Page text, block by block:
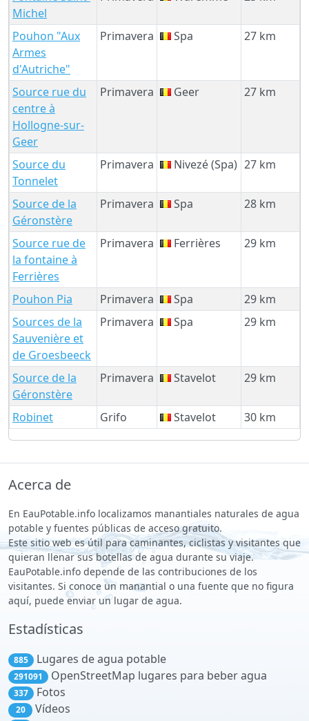
Michel
Pouhon "Aux
Armes
d'Autriche"
Primavera Spa 27 km
Source rue du
centre à
Hollogne-sur-
Geer
Primavera Geer 27 km
Source du
Tonnelet
Primavera Nivezé (Spa) 27 km
Source de la
Géronstère
Primavera Spa 28 km
Source rue de
la fontaine à
Ferrières
Primavera Ferrières 29 km
Pouhon Pia Primavera Spa
29 km
Sources de la
Sauvenière et
de Groesbeeck
Primavera Spa 29 km
Source de la
Géronstère
Primavera Stavelot 29 km
Robinet Grifo Stavelot 30 km
Acerca de
En EauPotable.info localizamos manantiales naturales de agua
potable y fuentes públicas de acceso gratuito.
Este sitio web es útil para caminantes, ciclistas y visitantes que
quieran llenar sus botellas de agua durante su viaje.
EauPotable.info depende de las contribuciones de los
visitantes. Si conoce un manantial o una fuente que no figura
aquí, puede enviar un lugar de agua.
Estadísticas
885 Lugares de agua potable
291091 OpenStreetMap lugares para beber agua
337 Fotos
20 Vídeos